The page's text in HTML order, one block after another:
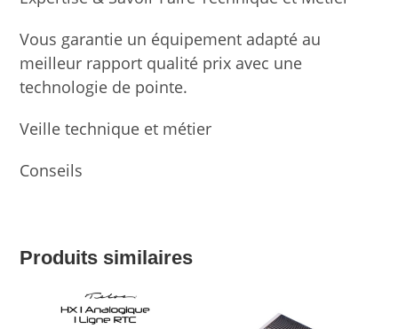
Vous garantie un équipement adapté au
meilleur rapport qualité prix avec une
technologie de pointe.
Veille technique et métier
Conseils
Produits similaires